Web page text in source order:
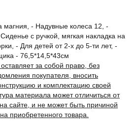
магния, - Надувные колеса 12, -
с ручкой, мягкая накладка на
- Для детей от 2-х до 5-ти лет, -
- 76,5*14,5*43см
за собой право, без
покупателя, вносить
и комплектацию своей
материала может отличиться от
сайте, и не может быть причиной
приобретенного товара.